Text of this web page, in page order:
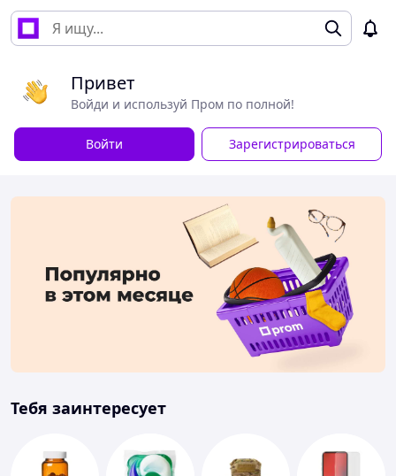
Привет
Войди и используй Пром по полной!
Войти Зарегистрироваться
Тебя заинтересует